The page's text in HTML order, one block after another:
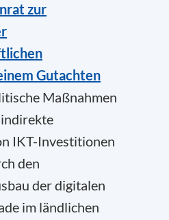
zur
Gutachten
Maßnahmen
IKT-Investitionen
den
der digitalen
im ländlichen